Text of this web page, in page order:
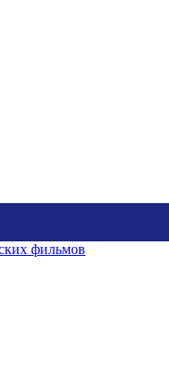
фильмов